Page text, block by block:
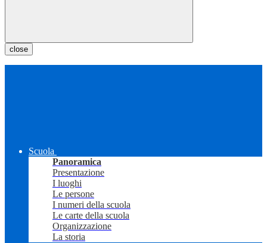
close
Scuola
Panoramica
Presentazione
I luoghi
Le persone
I numeri della scuola
Le carte della scuola
Organizzazione
La storia